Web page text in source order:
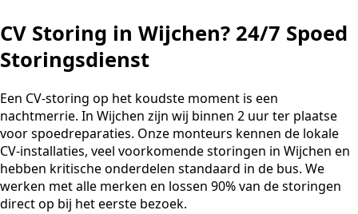
CV Storing in Wijchen? 24/7 Spoed
Storingsdienst
Een CV-storing op het koudste moment is een
nachtmerrie. In Wijchen zijn wij binnen 2 uur ter plaatse
voor spoedreparaties. Onze monteurs kennen de lokale
CV-installaties, veel voorkomende storingen in Wijchen en
hebben kritische onderdelen standaard in de bus. We
werken met alle merken en lossen 90% van de storingen
direct op bij het eerste bezoek.